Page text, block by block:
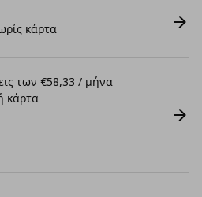
κάρτα
των €58,33 / μήνα
κάρτα